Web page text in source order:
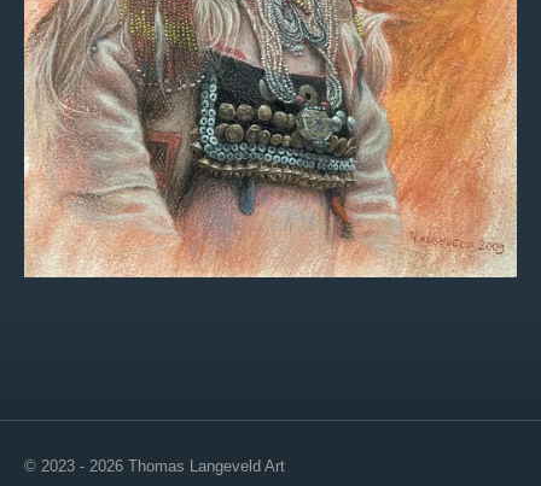
© 2023 - 2026 Thomas Langeveld Art